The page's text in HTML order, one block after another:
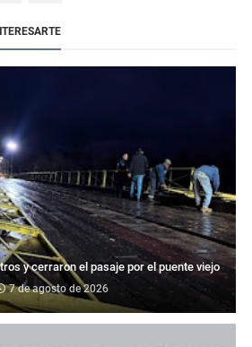
y cerraron el pasaje por el puente viejo
7 de agosto de 2026